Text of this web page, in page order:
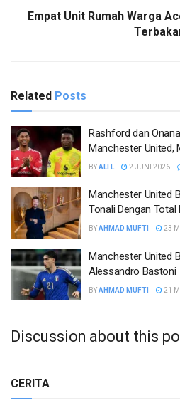
Empat Unit Rumah Warga
Related Posts
Rashford dan
Manchester United,
BYALI L 2 JUNI 2026
Manchester United
Tonali Dengan Total
BYAHMAD MUFTI 23
Manchester United
Alessandro Bastoni
BYAHMAD MUFTI 21
Discussion about this
CERITA